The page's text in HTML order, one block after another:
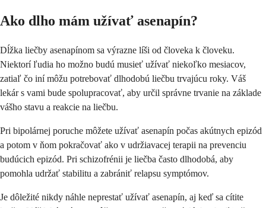
Ako dlho mám užívať asenapín?
Dĺžka liečby asenapínom sa výrazne líši od človeka k človeku.
Niektorí ľudia ho možno budú musieť užívať niekoľko mesiacov,
zatiaľ čo iní môžu potrebovať dlhodobú liečbu trvajúcu roky. Váš
lekár s vami bude spolupracovať, aby určil správne trvanie na základe
vášho stavu a reakcie na liečbu.
Pri bipolárnej poruche môžete užívať asenapín počas akútnych epizód
a potom v ňom pokračovať ako v udržiavacej terapii na prevenciu
budúcich epizód. Pri schizofrénii je liečba často dlhodobá, aby
pomohla udržať stabilitu a zabrániť relapsu symptómov.
Je dôležité nikdy náhle neprestať užívať asenapín, aj keď sa cítite